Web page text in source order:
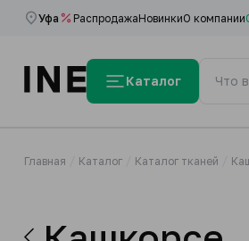
Уфа РаспродажаНовинкиО компании
Каталог
Главная Каталог Каталог тканей